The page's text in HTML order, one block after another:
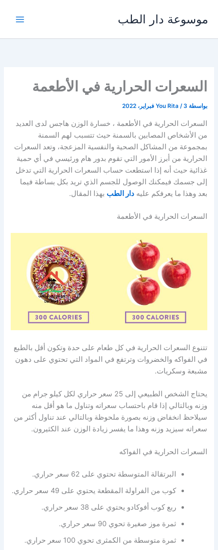
المحتوى
موسوعة دار الطب
السعرات الحرارية في الأطعمة
بواسطة You Rita /3 فبراير، 2022
السعرات الحرارية في الأطعمة ، خسارة الوزن هاجس لدى العديد
من الأشخاص المصابين بالسمنة حيث تتسبب لهم السمنة
بمجموعة من المشاكل الصحية والنفسية المزعجة، وتعد السعرات
الحرارية من أبرز الأمور التي تقوم بدور هام ورئيسي في أي حمية
غذائية حيث أنه إذا استطعت حساب السعرات الحرارية التي تدخل
إلى جسمك فيمكنك الوصول للجسم الذي تريد بكل بساطة فيما
بعد وهذا ما يعرفكم عليهدار الطب بهذا المقال.
السعرات الحرارية في الأطعمة
تتنوع السعرات الحرارية في كل طعام على حدة وتكون أقل بالطبع
في الفواكه والخضروات وترتفع في المواد التي تحتوي على دهون
مشبعة وسكريات.
يحتاج الشخص الطبيعي إلى 25 سعر حراري لكل كيلو جرام من
وزنه وبالتالي إذا قام باحتساب سعراته وتناول ما هو أقل منه
سيلاحظ انخفاض وزنه بصورة ملحوظة وبالتالي عند تناول أكثر من
سعراته سيزيد وزنه وهذا ما يفسر زيادة الوزن عند الكثيرون.
السعرات الحرارية في الفواكه
البرتقالة المتوسطة تحتوي على 62 سعر حراري.
كوب من الفراولة المقطعة يحتوي على 49 سعر حراري.
ربع كوب أفوكادو يحتوي على 38 سعر حراري.
ثمرة موز صغيرة تحوي 90 سعر حراري.
ثمرة متوسطة من الكمثرى تحوي 100 سعر حراري.